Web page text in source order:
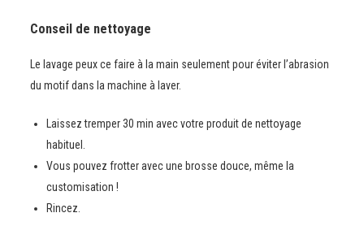
Conseil de nettoyage
Le lavage peux ce faire à la main seulement pour éviter l’abrasion
du motif dans la machine à laver.
Laissez tremper 30 min avec votre produit de nettoyage
habituel.
Vous pouvez frotter avec une brosse douce, même la
customisation !
Rincez.